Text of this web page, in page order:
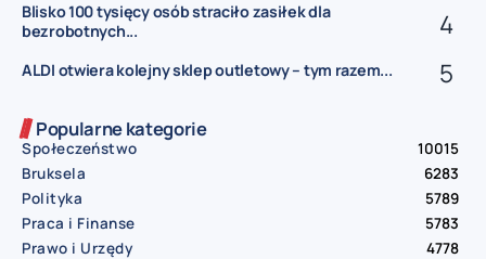
Blisko 100 tysięcy osób straciło zasiłek dla
bezrobotnych...
ALDI otwiera kolejny sklep outletowy – tym razem...
Popularne kategorie
Społeczeństwo
10015
Bruksela
6283
Polityka
5789
Praca i Finanse
5783
Prawo i Urzędy
4778